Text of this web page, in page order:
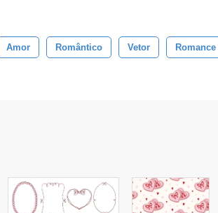
Amor Romântico Vetor Romance